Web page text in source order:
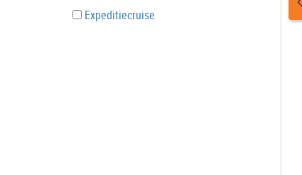
Expeditiecruise